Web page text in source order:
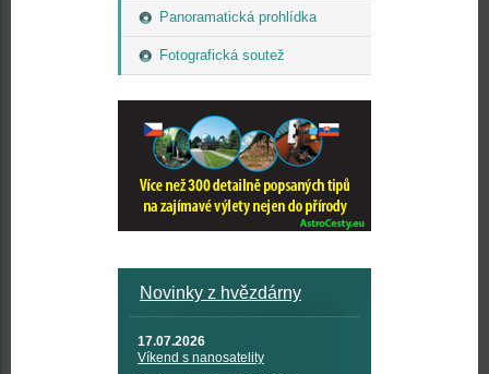
Panoramatická prohlídka
Fotografická soutež
Novinky z hvězdárny
17.07.2026
Víkend s nanosatelity